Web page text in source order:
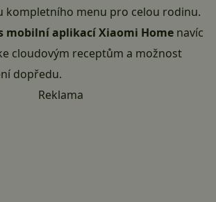
kompletního menu pro celou rodinu.
mobilní aplikací Xiaomi Home navíc
cloudovým receptům a možnost
dopředu.
Reklama